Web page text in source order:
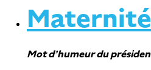
Mot d’humeurdu